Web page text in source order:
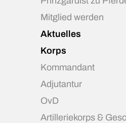
Mitglied werden
Aktuelles
Korps
Kommandant
Adjutantur
OvD
Artilleriekorps &